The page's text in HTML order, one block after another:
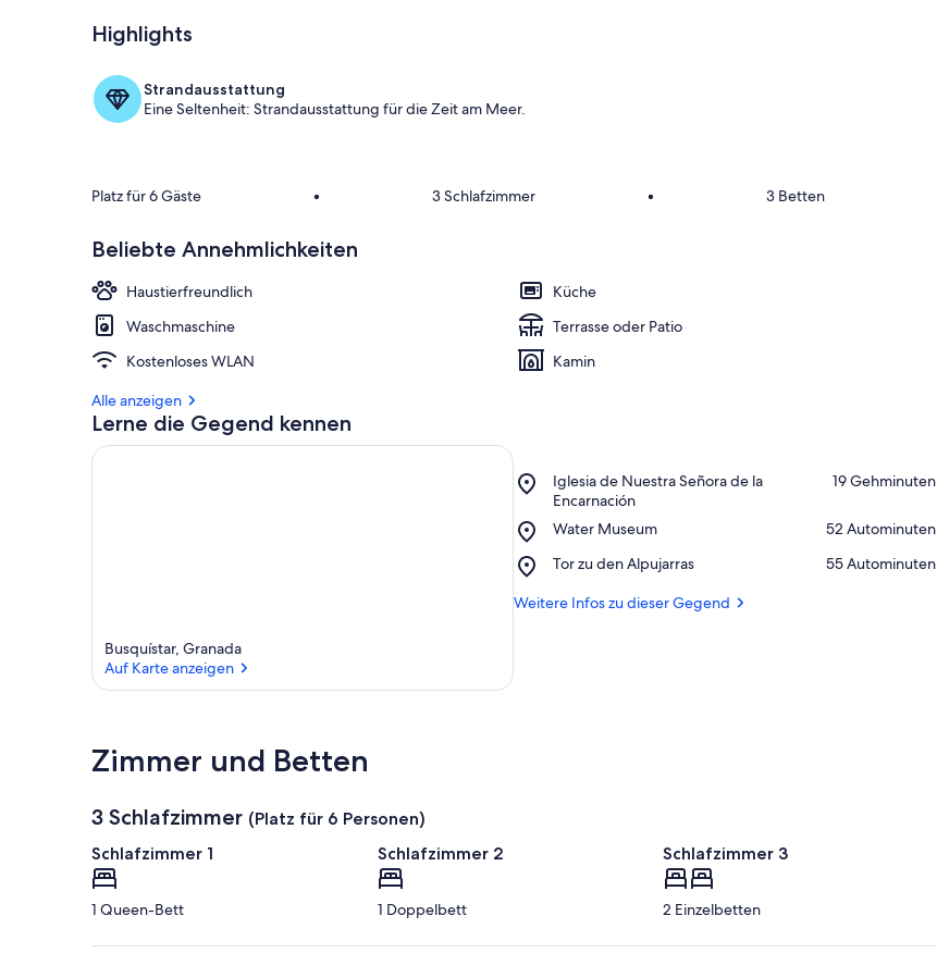
Highlights
Strandausstattung
Eine Seltenheit: Strandausstattung für die Zeit am Meer.
Platz für 6 Gäste • 3 Schlafzimmer • 3 Betten
Beliebte Annehmlichkeiten
Haustierfreundlich
Küche
Waschmaschine
Terrasse oder Patio
Kostenloses WLAN
Kamin
Alle anzeigen
Lerne die Gegend kennen
Busquístar, Granada
Auf Karte anzeigen
Iglesia de Nuestra Señora de la
Encarnación
Place,
Iglesia
de
Nuestra
Señora
la
‪19 Gehminuten‬
Water Museum
Place,
Museum
‪52 Autominuten‬
Tor zu den Alpujarras
Place,
zu
‪55 Autominuten‬
Weitere Infos zu dieser Gegend
Zimmer und Betten
3 Schlafzimmer (Platz für 6 Personen)
Schlafzimmer 1
1 Queen-Bett
Schlafzimmer 2
1 Doppelbett
Schlafzimmer 3
2 Einzelbetten